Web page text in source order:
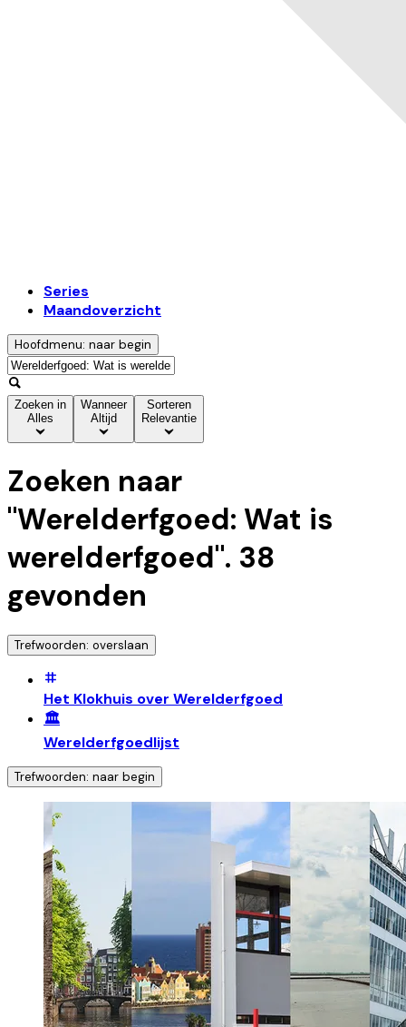
Series
Maandoverzicht
Hoofdmenu: naar begin
Zoeken in
Alles
Wanneer
Altijd
Sorteren
Relevantie
Zoeken naar
"Werelderfgoed: Wat is
werelderfgoed". 38
gevonden
Trefwoorden: overslaan
Het Klokhuis over Werelderfgoed
🏛️
Werelderfgoedlijst
Trefwoorden: naar begin